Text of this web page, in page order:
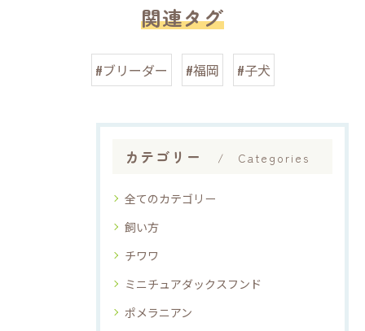
関連タグ
#ブリーダー #福岡 #子犬
カテゴリー Categories
全てのカテゴリー
飼い方
チワワ
ミニチュアダックスフンド
ポメラニアン